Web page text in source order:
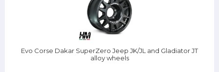
Evo Corse Dakar SuperZero Jeep JK/JL and Gladiator JT
alloy wheels